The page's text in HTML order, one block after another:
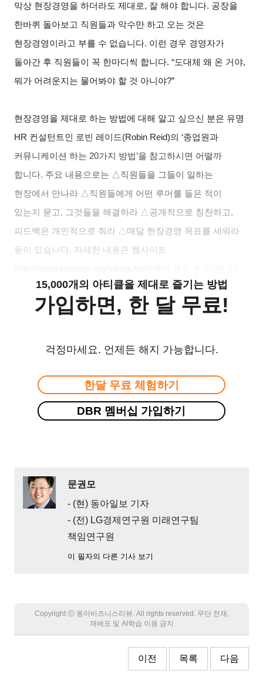
막상 현장경영을 하더라도 제대로, 잘 해야 합니다. 공장을
한바퀴 돌아보고 직원들과 악수만 하고 오는 것은
현장경영이라고 부를 수 없습니다. 이런 경우 경영자가
돌아간 후 직원들이 꼭 한마디씩 합니다. “도대체 왜 온 거야,
뭐가 어려운지는 물어봐야 할 것 아니야?”
현장경영을 제대로 하는 방법에 대해 알고 싶으신 분은 유명
HR 컨설턴트인 로빈 레이드(Robin Reid)의 ‘종업원과
커뮤니케이션 하는 20가지 방법’을 참고하시면 어떨까
합니다. 주요 내용으로는 △직원들을 그들이 일하는
현장에서 만나라 △직원들에게 어떤 루머를 들은 적이
있는지 묻고, 그것들을 해결하라 △공개적으로 칭찬하고,
피드백은 개인적으로 줘라 △매달 현장경영 목표를 세워라
등이 있습니다. 자세한 내용은 웹사이트
15,000개의 아티클을 제대로 즐기는 방법
가입하면, 한 달 무료!
걱정마세요. 언제든 해지 가능합니다.
한달 무료 체험하기
DBR 멤버십 가입하기
문권모
- (현) 동아일보 기자
- (전) LG경제연구원 미래연구팀
책임연구원
이 필자의 다른 기사 보기
Copyright Ⓒ 동아비즈니스리뷰. All rights reserved. 무단 전재,
재배포 및 AI학습 이용 금지
이전 목록 다음